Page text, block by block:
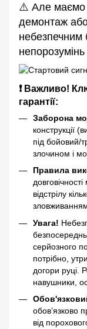
⚠️ Але маємо
демонтаж
небезпечним
❗ Важливо!
гарантії:
Заборона
конструкції
під бойовий/
злочином і
Правила
відстрілу
Увага!
серйозного
потрібно,
догори руці.
навушники,
обов’язково
від